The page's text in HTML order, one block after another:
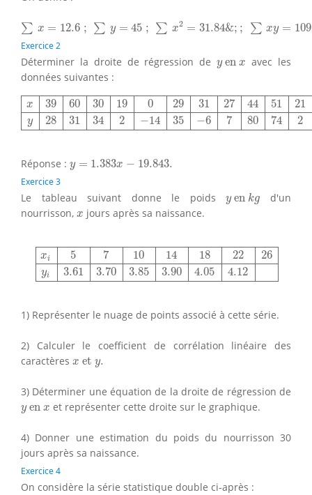
∑ x = 12.6 ; ∑ y = 45 ; ∑ x2 = 31.84&; ; ∑ xy =
∑x 12.6; ∑ 45 2= 31.84 &; xy =109.27.
Exercice 2
Déterminer la droite de régression dey en x
yenx avec les
données suivantes :
x 39 60 30 19 0 29 31 27 44 51 21
y 28 31 34 2 −14 35 −6 7 80 74 2
x3960301902931274451212534y2831342−1435−67
Réponse : y = 1.383x − 19.843.
y 1.383x− 19.843.
Exercice 3
Le tableau suivant donne le poidsy en kg
y enkg d'un
nourrisson, x
x jours après sa naissance.
xi 5 7 10 14 18 22 26
yi 3.61 3.70 3.85 3.90 4.05 4.12
xi571014182226yi3.613.703.853.904.054.12
1) Représenter le nuage de points associé à cette série.
2) Calculer le coefficient de corrélation linéaire des
caractères x et y.
x ety
3) Déterminer une équation de la droite de régression de
y en x
yenx et représenter cette droite sur le graphique.
4) Donner une estimation du poids du nourrisson 30
jours après sa naissance.
Exercice 4
On considère la série statistique double ci-après :